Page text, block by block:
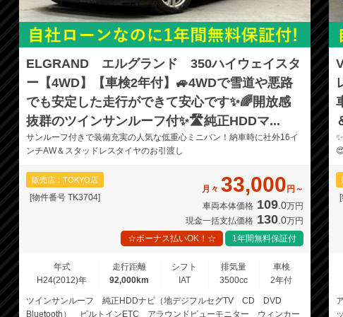
ELGRAND エルグランド 350ハイウェイスタ
ー【4WD】【車検2年付】🚙4WDで雪道や悪路
でも安定した走行ができて安心です✨🌈開放感
抜群のツインサンルーフ付✨🛣️純正HDDマ...
サンルーフ付きで装備充実の人気な低重心ミニバン！納車時に社外16イ
ンチAW＆スタッドレスタイヤのお引渡し
販売店：TOKYO店
[物件番号 TK3704]
月々 33,000 円～
車両本体価格 109.0万円
現金一括支払価格 130.0万円
☆ボーナス払いOK！☆
1年間無料保証付
年式
H24(2012)年
走行距離
92,000km
シフト
IAT
排気量
3500cc
車検
2年付
ツインサンルーフ 純正HDDナビ（地デジフルセグTV CD DVD
Bluetooth） ビルトインETC アラウンドビューモニター ウィンカー